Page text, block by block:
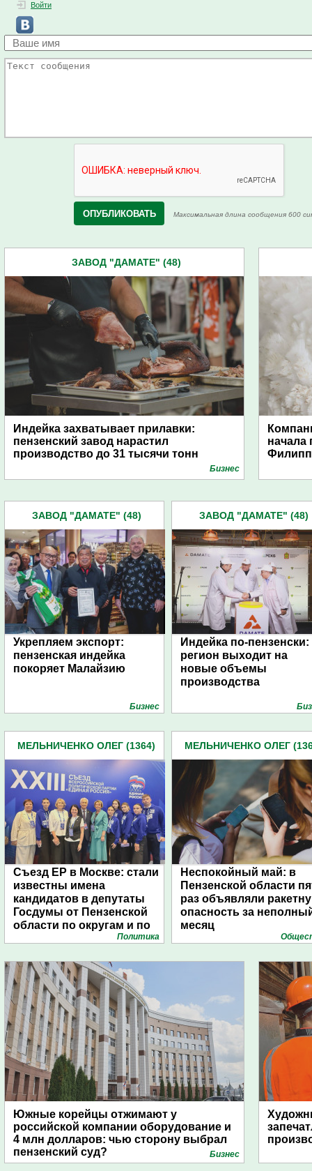
Войти
Максимальная длина сообщения 600
ЗАВОД "ДАМАТЕ" (48)
Индейка захватывает прилавки:
пензенский завод нарастил
производство до 31 тысячи тонн
Бизнес
начала
ЗАВОД "ДАМАТЕ" (48)
Укрепляем экспорт:
пензенская индейка
покоряет Малайзию
Бизнес
ЗАВОД "ДАМАТЕ" (48)
Индейка по-пензенски:
регион выходит на
новые объемы
производства
МЕЛЬНИЧЕНКО ОЛЕГ (1364)
Съезд ЕР в Москве: стали
известны имена
кандидатов в депутаты
Госдумы от Пензенской
области по округам и по
Политика
МЕЛЬНИЧЕНКО ОЛЕГ
Неспокойный май: в
Пензенской области
раз объявляли
опасность за
месяц
Южные корейцы отжимают у
российской компании оборудование и
4 млн долларов: чью сторону выбрал
пензенский суд?
Бизнес